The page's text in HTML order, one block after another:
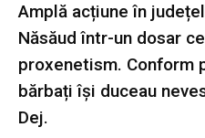
Amplă acțiune în
Năsăud într-un dosar
proxenetism. Conform
bărbați își duceau
Dej.